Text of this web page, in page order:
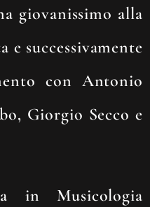
giovanissimo alla
successivamente
con Antonio
Giorgio Secco e
in Musicologia